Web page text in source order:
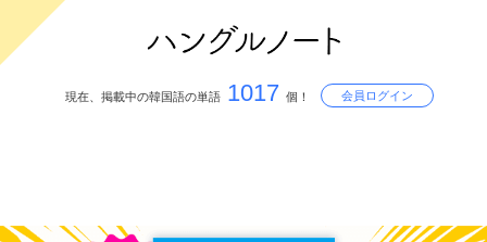
現在、掲載中の韓国語の単語 1017 個！ 会員ログイン